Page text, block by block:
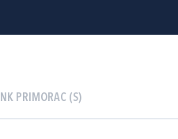
NK PRIMORAC (S)